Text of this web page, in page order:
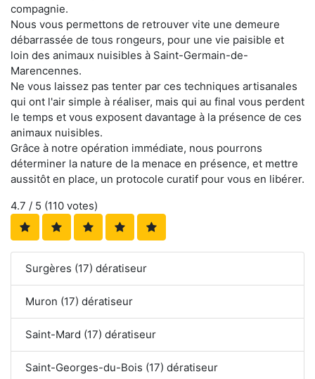
compagnie.
Nous vous permettons de retrouver vite une demeure
débarrassée de tous rongeurs, pour une vie paisible et
loin des animaux nuisibles à Saint-Germain-de-
Marencennes.
Ne vous laissez pas tenter par ces techniques artisanales
qui ont l'air simple à réaliser, mais qui au final vous perdent
le temps et vous exposent davantage à la présence de ces
animaux nuisibles.
Grâce à notre opération immédiate, nous pourrons
déterminer la nature de la menace en présence, et mettre
aussitôt en place, un protocole curatif pour vous en libérer.
4.7 / 5 (110 votes)
Surgères (17) dératiseur
Muron (17) dératiseur
Saint-Mard (17) dératiseur
Saint-Georges-du-Bois (17) dératiseur